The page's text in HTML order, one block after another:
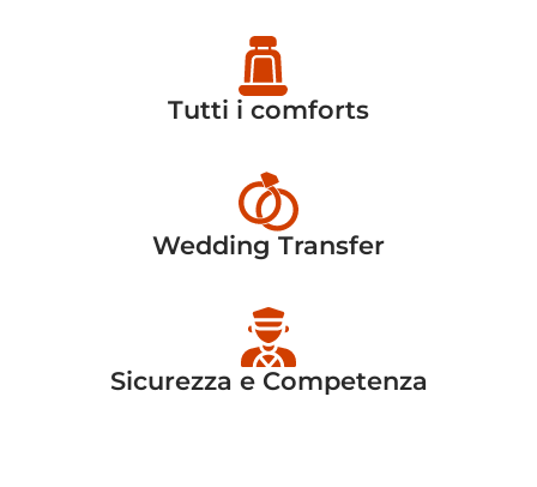
Tutti i comforts
Wedding Transfer
Sicurezza e Competenza